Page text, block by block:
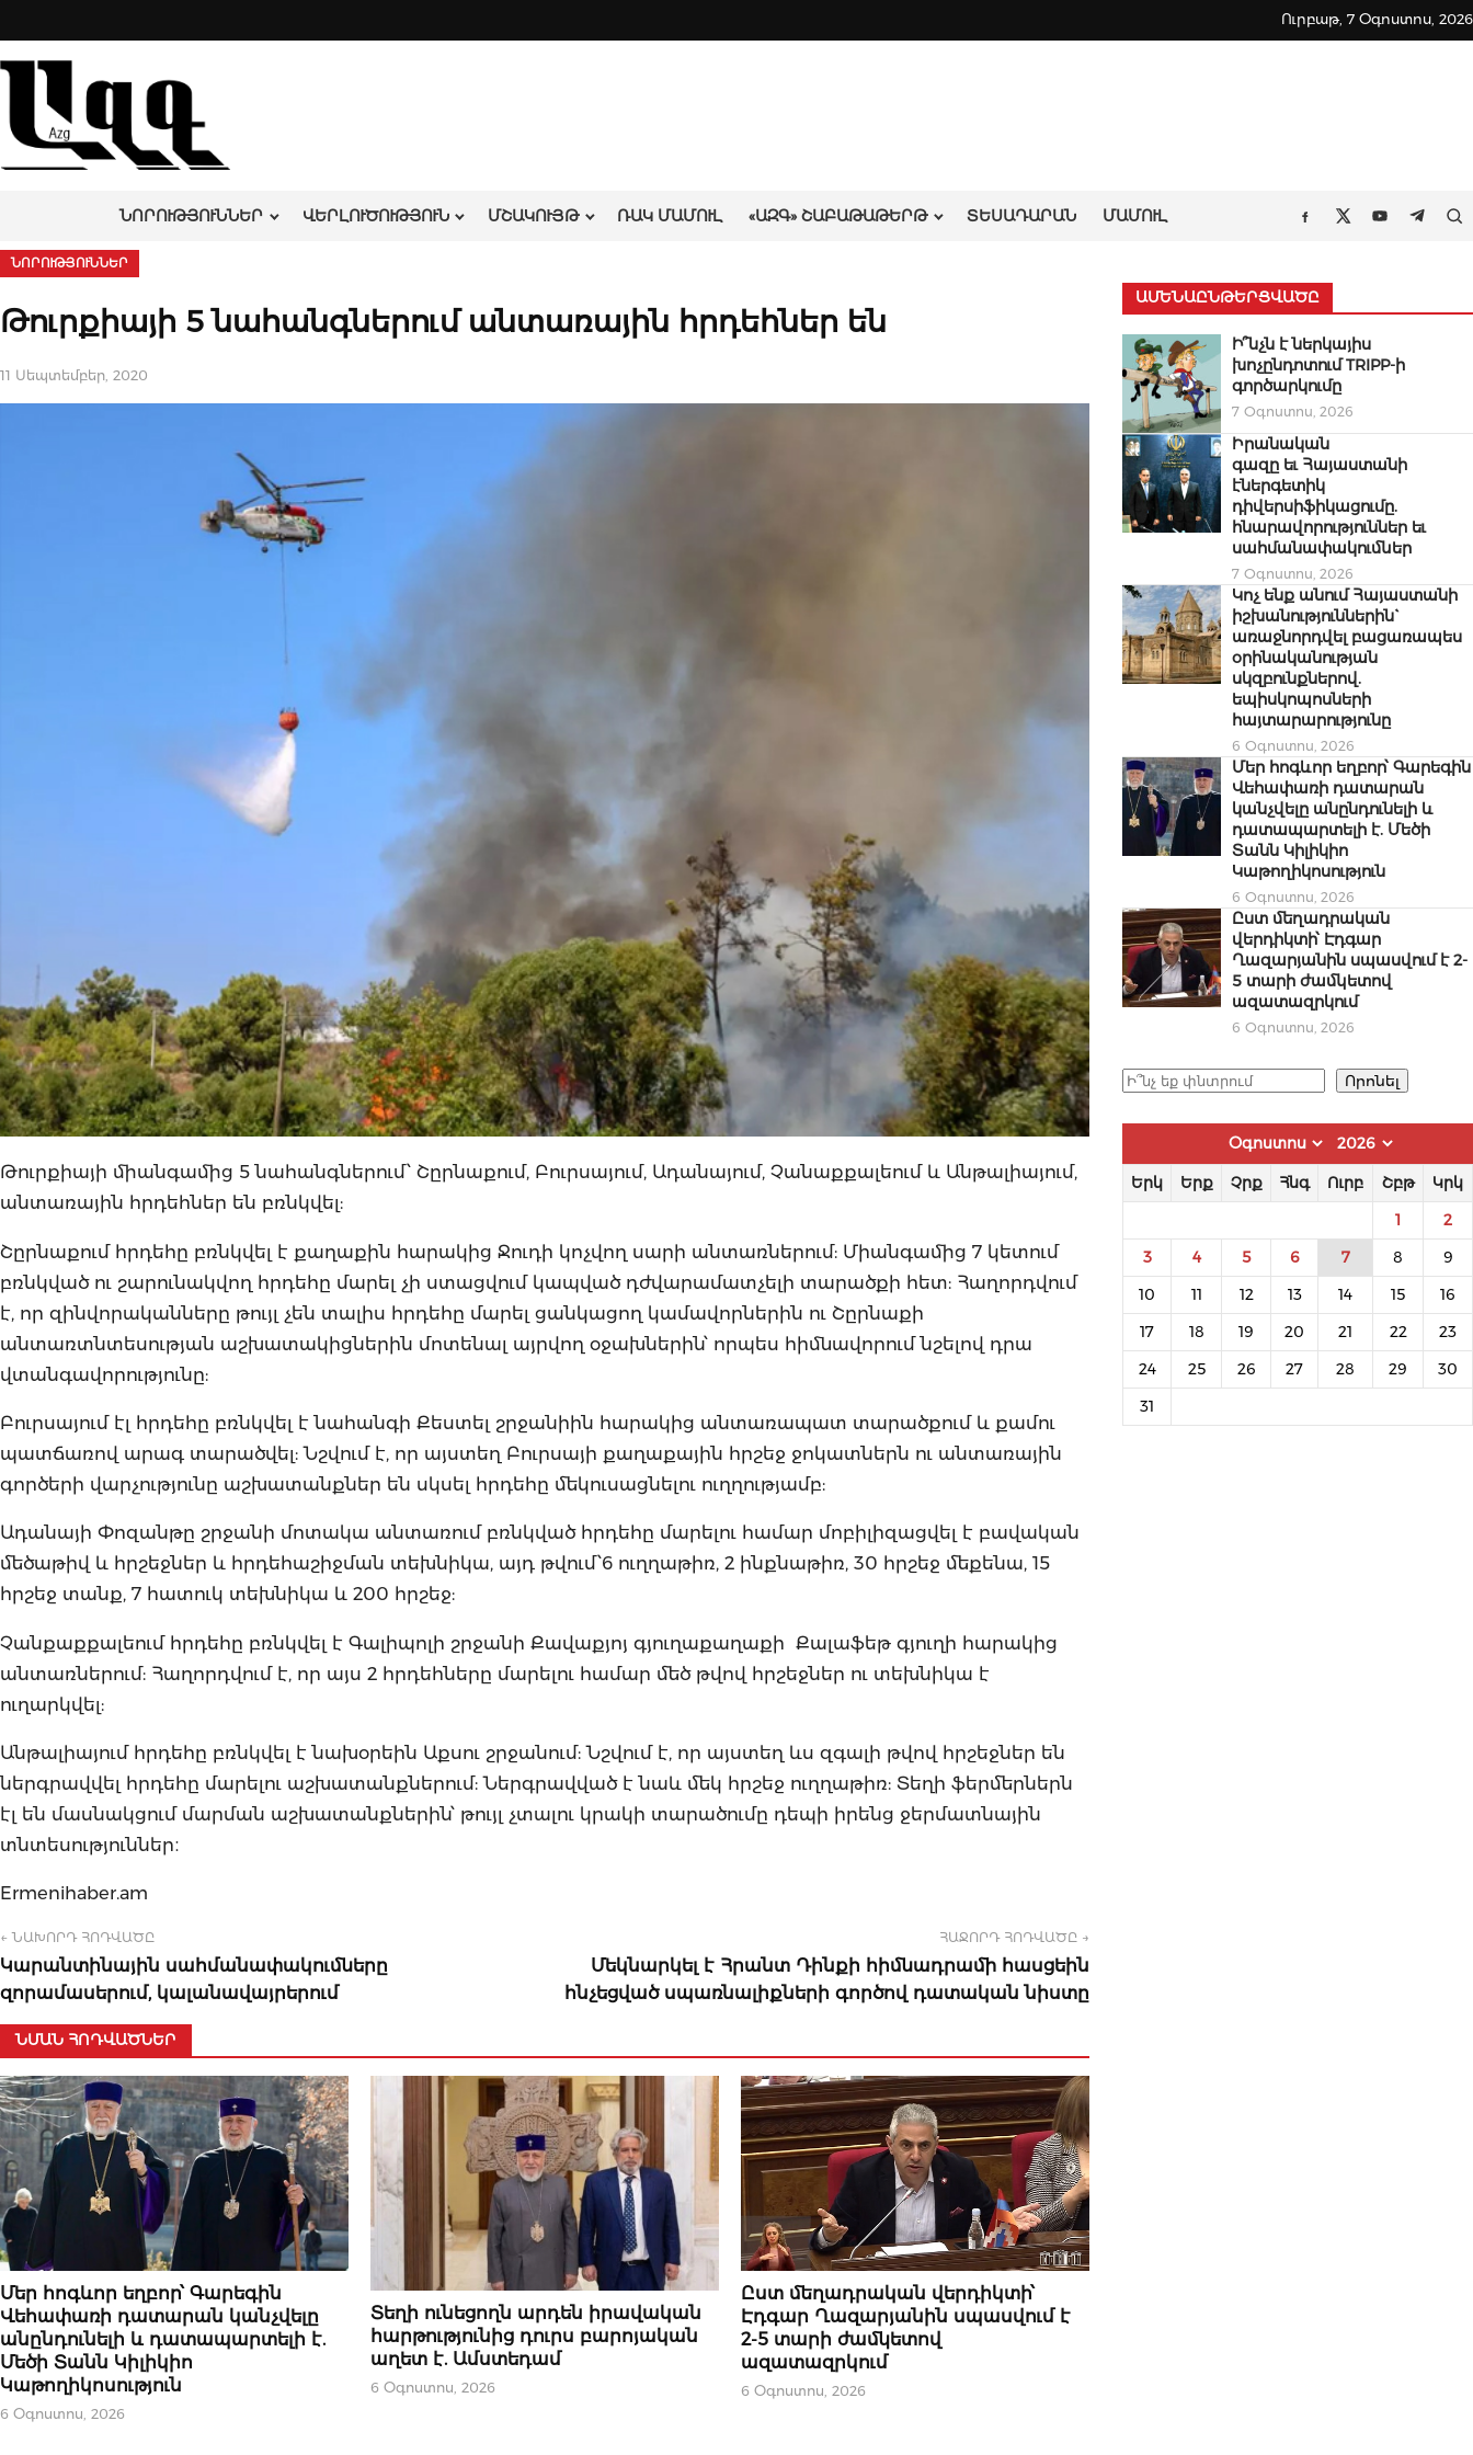
to
content
Ուրբաթ, 7 Օգոստոս, 2026
ՆՈՐՈՒԹՅՈՒՆՆԵՐ ՎԵՐԼՈՒԾՈՒԹՅՈՒՆ ՄՇԱԿՈՒՅԹ ՌԱԿ ՄԱՄՈՒԼ «ԱԶԳ» ՇԱԲԱԹԱԹԵՐԹ ՏԵՍԱԴԱՐԱՆ ՄԱՄՈՒԼ
Facebook
TwitterYoutube
ՆՈՐՈՒԹՅՈՒՆՆԵՐ
Թուրքիայի 5 նահանգներում անտառային հրդեհներ են
11 Սեպտեմբեր, 2020
Թուրքիայի միանգամից 5 նահանգներում՝ Շըրնաքում, Բուրսայում, Ադանայում, Չանաքքալեում և Անթալիայում,
անտառային հրդեհներ են բռնկվել:
Շըրնաքում հրդեհը բռնկվել է քաղաքին հարակից Ջուդի կոչվող սարի անտառներում: Միանգամից 7 կետում
բռնկված ու շարունակվող հրդեհը մարել չի ստացվում կապված դժվարամատչելի տարածքի հետ: Հաղորդվում
է, որ զինվորականները թույլ չեն տալիս հրդեհը մարել ցանկացող կամավորներին ու Շըրնաքի
անտառտնտեսության աշխատակիցներին մոտենալ այրվող օջախներին՝ որպես հիմնավորում նշելով դրա
վտանգավորությունը:
Բուրսայում էլ հրդեհը բռնկվել է նահանգի Քեստել շրջանիին հարակից անտառապատ տարածքում և քամու
պատճառով արագ տարածվել: Նշվում է, որ այստեղ Բուրսայի քաղաքային հրշեջ ջոկատներն ու անտառային
գործերի վարչությունը աշխատանքներ են սկսել հրդեհը մեկուսացնելու ուղղությամբ:
Ադանայի Փոզանթը շրջանի մոտակա անտառում բռնկված հրդեհը մարելու համար մոբիլիզացվել է բավական
մեծաթիվ և հրշեջներ և հրդեհաշիջման տեխնիկա, այդ թվում՝6 ուղղաթիռ, 2 ինքնաթիռ, 30 հրշեջ մեքենա, 15
հրշեջ տանք, 7 հատուկ տեխնիկա և 200 հրշեջ:
Չանքաքքալեում հրդեհը բռնկվել է Գալիպոլի շրջանի Քավաքյոյ գյուղաքաղաքի Քալաֆեթ գյուղի հարակից
անտառներում: Հաղորդվում է, որ այս 2 հրդեհները մարելու համար մեծ թվով հրշեջներ ու տեխնիկա է
ուղարկվել:
Անթալիայում հրդեհը բռնկվել է նախօրեին Աքսու շրջանում: Նշվում է, որ այստեղ ևս զգալի թվով հրշեջներ են
ներգրավվել հրդեհը մարելու աշխատանքներում: Ներգրավված է նաև մեկ հրշեջ ուղղաթիռ: Տեղի ֆերմերներն
էլ են մասնակցում մարման աշխատանքներին՝ թույլ չտալու կրակի տարածումը դեպի իրենց ջերմատնային
տնտեսություններ։
Ermenihaber.am
← ՆԱԽՈՐԴ ՀՈԴՎԱԾԸ
Կարանտինային սահմանափակումները
զորամասերում, կալանավայրերում
ՀԱՋՈՐԴ ՀՈԴՎԱԾԸ →
Մեկնարկել է Հրանտ Դինքի հիմնադրամի հասցեին
հնչեցված սպառնալիքների գործով դատական նիստը
ՆՄԱՆ ՀՈԴՎԱԾՆԵՐ
ԿԱՐԵՎՈՐԸ
Մեր հոգևոր եղբոր՝ Գարեգին
Վեհափառի դատարան կանչվելը
անընդունելի և դատապարտելի է.
Մեծի Տանն Կիլիկիո
Կաթողիկոսություն
6 Օգոստոս, 2026
ԿԱՐԵՎՈՐԸ
Տեղի ունեցողն արդեն իրավական
հարթությունից դուրս բարոյական
աղետ է. Ամստեդամ
6 Օգոստոս, 2026
ԿԱՐԵՎՈՐԸ
Ըստ մեղադրական վերդիկտի՝
Էդգար Ղազարյանին սպասվում է
2-5 տարի ժամկետով
ազատազրկում
6 Օգոստոս, 2026
ԱՄԵՆԱԸՆԹԵՐՑՎԱԾԸ
Ի՞նչն է ներկայիս
խոչընդոտում TRIPP-ի
գործարկումը
7 Օգոստոս, 2026
Իրանական
գազը եւ Հայաստանի
էներգետիկ
դիվերսիֆիկացումը.
հնարավորություններ եւ
սահմանափակումներ
7 Օգոստոս, 2026
Կոչ ենք անում Հայաստանի
իշխանություններին`
առաջնորդվել բացառապես
օրինականության
սկզբունքներով.
եպիսկոպոսների
հայտարարությունը
6 Օգոստոս, 2026
Մեր հոգևոր եղբոր՝ Գարեգին
Վեհափառի դատարան
կանչվելը անընդունելի և
դատապարտելի է. Մեծի
Տանն Կիլիկիո
Կաթողիկոսություն
6 Օգոստոս, 2026
Ըստ մեղադրական
վերդիկտի՝ Էդգար
Ղազարյանին սպասվում է 2-
5 տարի ժամկետով
ազատազրկում
6 Օգոստոս, 2026
Որոնել Որոնել
Երկ Երք Չրք Հնգ Ուրբ Շբթ Կրկ
1 2
3 4 5 6 7 8 9
10 11 12 13 14 15 16
17 18 19 20 21 22 23
24 25 26 27 28 29 30
31